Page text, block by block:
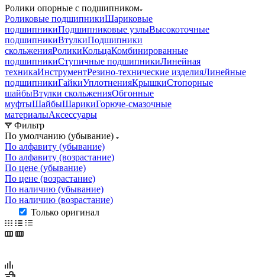
Ролики опорные с подшипником
Роликовые подшипникиШариковые
подшипникиПодшипниковые узлыВысокоточные
подшипникиВтулкиПодшипники
скольженияРоликиКольцаКомбинированные
подшипникиСтупичные подшипникиЛинейная
техникаИнструментРезино-технические изделияЛинейные
подшипникиГайкиУплотненияКрышкиСтопорные
шайбыВтулки скольженияОбгонные
муфтыШайбыШарикиГорюче-смазочные
материалыАксессуары
Фильтр
По умолчанию (убывание)
По алфавиту (убывание)
По алфавиту (возрастание)
По цене (убывание)
По цене (возрастание)
По наличию (убывание)
По наличию (возрастание)
Только оригинал